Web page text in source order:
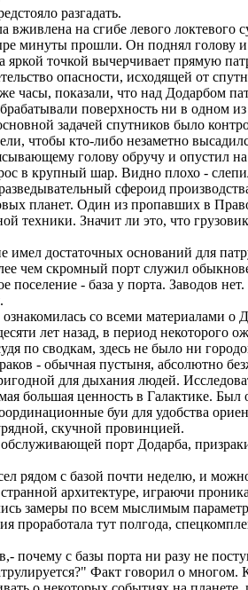
разгадать.
на сгибе левого локтевого
минуты прошли. Он поднял голову
яркой точкой вычерчивает прямую
опасности, исходящей от
часы, показали, что над Додарбом
поверхность ни в одном
задачей спутников было
чтобы кто-либо незаметно
голову обручу и опустил на
в крупный шар. Видно плохо -
сфероид
планет. Один из пропавших в
техники. Значит ли это, что
имел достаточных оснований для
чем скромный порт служил
поселение - база у порта. Заводов нет.
ознакомилась со всеми материалами о
лет назад, в период некоторого
по сводкам, здесь не было ни
- обычная пустыня, абсолютно
для дыхания людей.
большая ценность в Галактике. Был
буи для удобства
скучной провинцией.
порт Додарба,
рядом с базой почти неделю, и
архитектуре, играючи
замеры по всем мыслимым
проработала тут полгода,
почему с базы порта ни разу не
Факт говорил о